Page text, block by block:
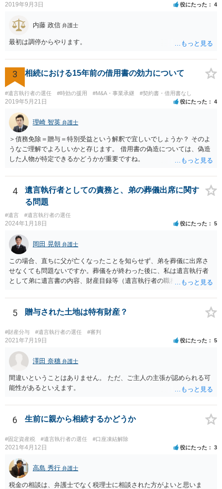
2019年9月3日 役にたった 4
内藤 政信 弁護士
最初は調停からやります。
3 相続における15年前の借用書の効力について
#遺言執行者の選任 #時効の援用 #M&A・事業承継 #契約書・借用書なし
2019年5月21日 役にたった 4
理崎 智英 弁護士
＞債務免除＝贈与＝特別受益という解釈で宜しいでしょうか？ そのよ
うなご理解でよろしいかと存じます。 借用書の偽造については、偽造
した人物が特定できるかどうかが重要ですね。
4
遺言執行者としての責務と、弟の葬儀出席に関す
る問題
#遺言 #遺言執行者の選任
2024年1月18日 役にたった 5
岡田 晃朝 弁護士
この場合、直ちに父が亡くなったことを知らせず、弟を葬儀に出席さ
せなくても問題ないですか。葬儀をが終わった後に、私は遺言執行者
として弟に遺言書の内容、財産目録等（遺言執行者の職務）を知らせ
るかは喪主の自由です。 呼ばなくてもかまいません。 そもそも、そう
いう法律関係にありません。 遺言の内容と遺産の総額の通知、公正証
で、対応しましょう。 そのあとは遺留分の請求などがあればそれへの
対応となるでしょう。
5 贈与された土地は特有財産？
#財産分与 #遺言執行者の選任 #審判
2021年7月19日 役にたった 5
澤田 奈穗 弁護士
間違いということはありません。 ただ、ご主人の主張が認められる可
能性があるといえます。
6 生前に親から相続するかどうか
#固定資産税 #遺言執行者の選任 #口座凍結解除
2021年4月12日 役にたった 3
高島 秀行 弁護士
税金の相談は、弁護士でなく税理士に相談された方がよいと思いま